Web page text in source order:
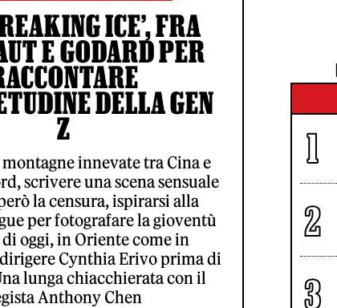
ICE’, FRA
E GODARD PER
DELLA GEN
Z
innevate tra Cina e
scrivere una scena sensuale
la censura, ispirarsi alla
per fotografare la gioventù
oggi, in Oriente come in
Cynthia Erivo prima di
lunga chiacchierata con il
Anthony Chen